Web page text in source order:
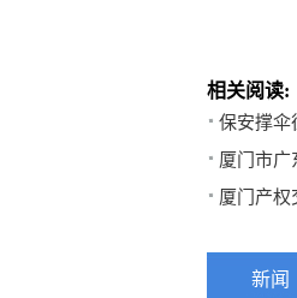
相关阅读:
保安撑伞
厦门市广
厦门产权
新闻